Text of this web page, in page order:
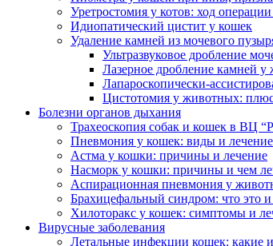
Уретростомия у котов: ход
Идиопатический цистит у кошек
Удаление камней из мочевого
Ультразвуковое дробление
Лазерное дробление камней
Лапароскопически-
Цистотомия у животных:
Болезни органов дыхания
Трахеоскопия собак и кошек в ВЦ
Пневмония у кошек: виды и лечение
Астма у кошки: причины и лечение
Насморк у кошки: причины и чем
Аспирационная пневмония у
Брахицефальный синдром: что это и
Хилоторакс у кошек: симптомы и
Вирусные заболевания
Летальные инфекции кошек: какие